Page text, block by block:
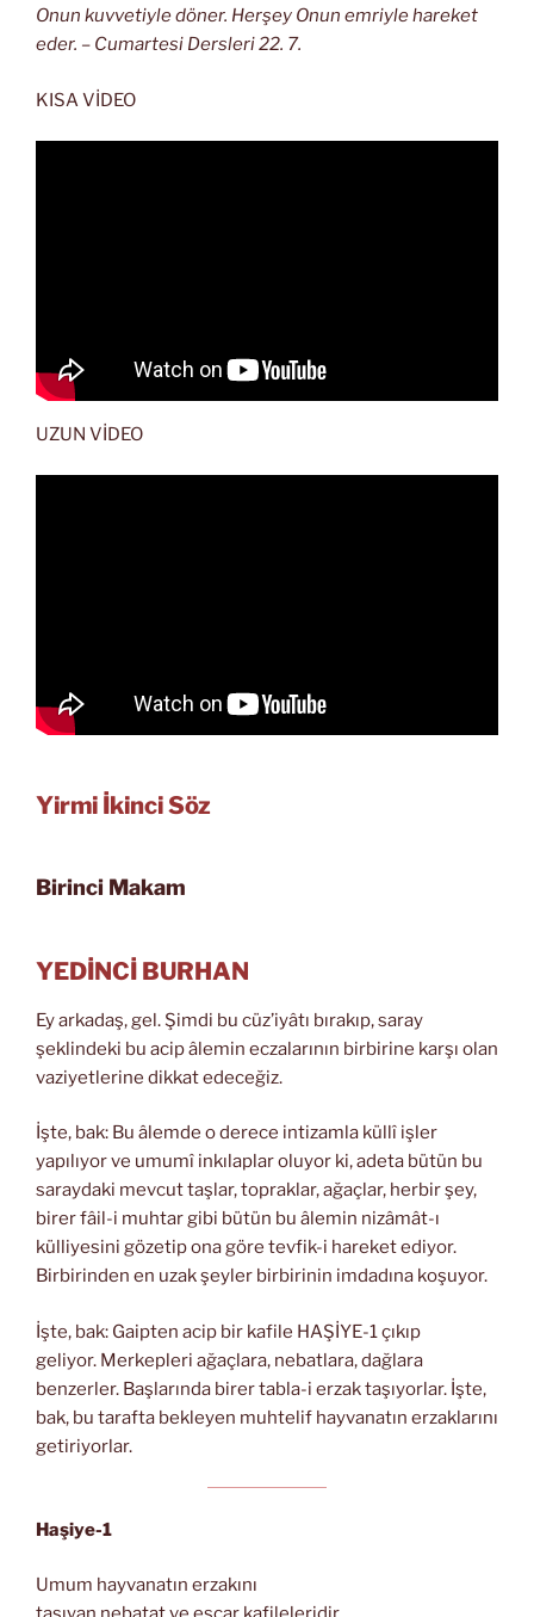
Onun kuvvetiyle döner. Herşey Onun emriyle hareket
eder. – Cumartesi Dersleri 22. 7.
KISA VİDEO
UZUN VİDEO
Yirmi İkinci Söz
Birinci Makam
YEDİNCİ BURHAN
Ey arkadaş, gel. Şimdi bu cüz’iyâtı bırakıp, saray
şeklindeki bu acip âlemin eczalarının birbirine karşı olan
vaziyetlerine dikkat edeceğiz.
İşte, bak: Bu âlemde o derece intizamla küllî işler
yapılıyor ve umumî inkılaplar oluyor ki, adeta bütün bu
saraydaki mevcut taşlar, topraklar, ağaçlar, herbir şey,
birer fâil-i muhtar gibi bütün bu âlemin nizâmât-ı
külliyesini gözetip ona göre tevfik-i hareket ediyor.
Birbirinden en uzak şeyler birbirinin imdadına koşuyor.
İşte, bak: Gaipten acip bir kafile HAŞİYE-1 çıkıp
geliyor. Merkepleri ağaçlara, nebatlara, dağlara
benzerler. Başlarında birer tabla-i erzak taşıyorlar. İşte,
bak, bu tarafta bekleyen muhtelif hayvanatın erzaklarını
getiriyorlar.
Haşiye-1
Umum hayvanatın erzakını